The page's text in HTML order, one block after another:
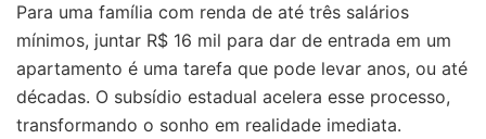
Para uma família com renda de até três salários
mínimos, juntar R$ 16 mil para dar de entrada em um
apartamento é uma tarefa que pode levar anos, ou até
décadas. O subsídio estadual acelera esse processo,
transformando o sonho em realidade imediata.